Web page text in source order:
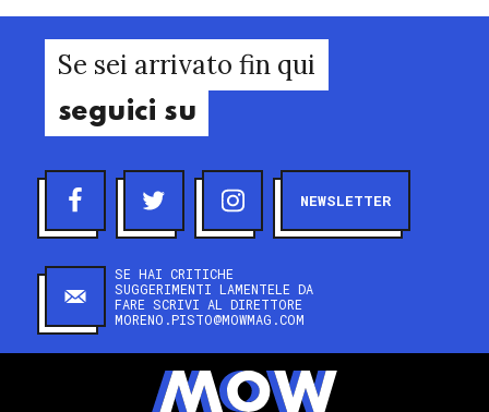
Se sei arrivato fin qui
seguici su
NEWSLETTER
SE HAI CRITICHE
SUGGERIMENTI LAMENTELE DA
FARE SCRIVI AL DIRETTORE
MORENO.PISTO@MOWMAG.COM